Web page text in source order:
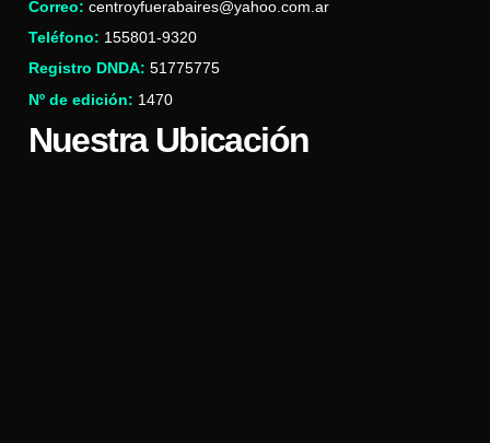
Correo: centroyfuerabaires@yahoo.com.ar
Teléfono: 155801-9320
Registro DNDA: 51775775
Nº de edición: 1470
Nuestra Ubicación